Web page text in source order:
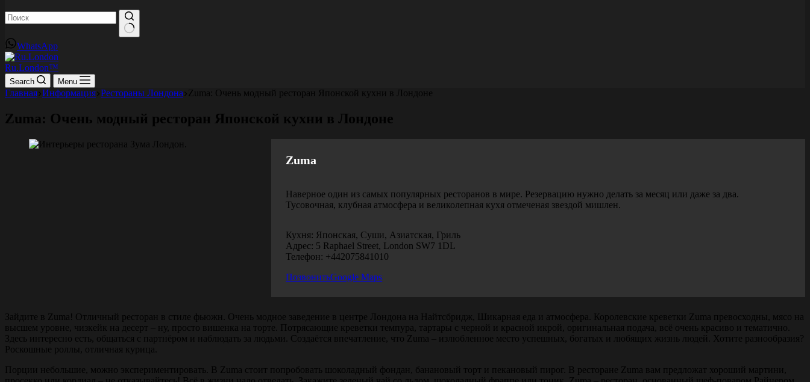
Ничего
не
найдено
WhatsApp
Ru.London™
Search Menu
Главная Информация Рестораны Лондона Zuma: Очень модный ресторан Японской кухни в Лондоне
Zuma: Очень модный ресторан Японской кухни в Лондоне
Zuma
Наверное один из самых популярных ресторанов в мире. Резервацию нужно делать за месяц или даже за два.
Тусовочная, клубная атмосфера и великолепная кухя отмеченая звездой мишлен.
Кухня: Японская, Суши, Азиатская, Гриль
Адрес: 5 Raphael Street, London SW7 1DL
Телефон: +442075841010
ПозвонитьGoogle Maps
Зайдите в Zuma! Отличный ресторан в стиле фьюжн. Очень модное заведение в центре Лондона на Найтсбридж, Шикарная еда и атмосфера. Королевские креветки Zuma превосходны, мясо на
высшем уровне, чизкейк на десерт – ну, просто вишенка на торте. Потрясающие креветки темпура, тартары с черной и красной икрой, оригинальная подача, всё очень красиво и тематично.
Здесь интересно есть, общаться с партнёром и наблюдать за людьми. Создаётся впечатление, что Zuma – излюбленное место успешных, богатых и любящих жизнь людей. Хотите разнообразия?
Роскошные роллы, отличная курица.
Порции небольшие, можно экспериментировать. В Zuma стоит попробовать шоколадный фондан, банановый торт и пекановый пирог. В ресторане Zuma вам предложат хороший мартини,